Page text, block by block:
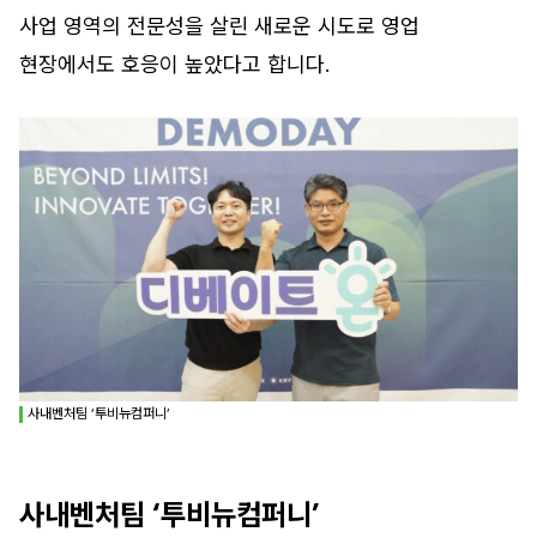
사업 영역의 전문성을 살린 새로운 시도로 영업
현장에서도 호응이 높았다고 합니다.
사내벤처팀 ‘투비뉴컴퍼니’
사내벤처팀 ‘투비뉴컴퍼니’